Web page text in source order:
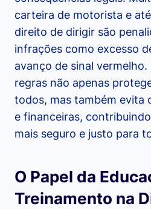
carteira de motorista e
direito de dirigir são
infrações como excesso
avanço de sinal vermelho.
regras não apenas
todos, mas também evita
e financeiras,
mais seguro e justo para
O Papel da
Treinamento na